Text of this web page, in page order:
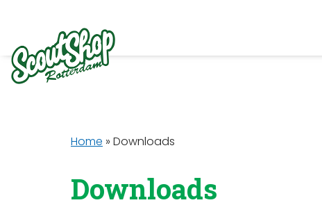
Home » Downloads
Downloads